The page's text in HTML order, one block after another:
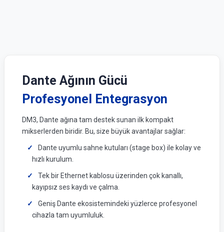
Dante Ağının Gücü
Profesyonel Entegrasyon
DM3, Dante ağına tam destek sunan ilk kompakt
mikserlerden biridir. Bu, size büyük avantajlar sağlar:
Dante uyumlu sahne kutuları (stage box) ile kolay ve
hızlı kurulum.
Tek bir Ethernet kablosu üzerinden çok kanallı,
kayıpsız ses kaydı ve çalma.
Geniş Dante ekosistemindeki yüzlerce profesyonel
cihazla tam uyumluluk.